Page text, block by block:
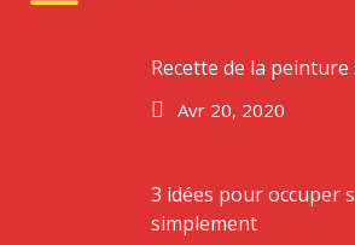
Recette de la
Avr 20, 2020
3 idées pour occuper
simplement